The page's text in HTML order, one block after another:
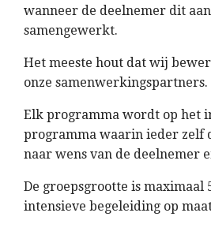
wanneer de deelnemer dit
samengewerkt.
Het meeste hout dat wij
onze samenwerkingspartners.
Elk programma wordt op het
programma waarin ieder zelf
naar wens van de deelnemer
De groepsgrootte is
intensieve begeleiding op